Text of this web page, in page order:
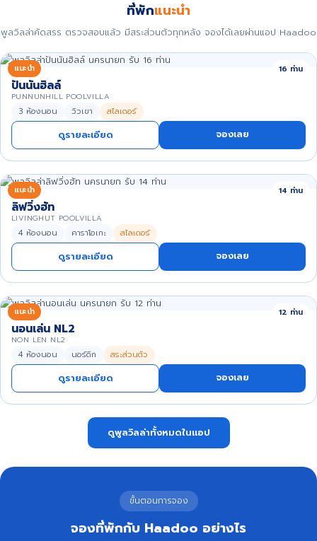
ที่พักแนะนำ
พูลวิลล่าคัดสรร ตรวจสอบแล้ว มีสระส่วนตัวทุกหลัง จองได้เลยผ่านแอป Haadoo
แนะนำ 16 ท่าน
ปันนันฮิลล์
PUNNUNHILL POOLVILLA
3 ห้องนอน วิวเขา สไลเดอร์
ดูรายละเอียด จองเลย
แนะนำ 14 ท่าน
ลิฟวิ่งฮัท
LIVINGHUT POOLVILLA
4 ห้องนอน คาราโอเกะ สไลเดอร์
ดูรายละเอียด จองเลย
แนะนำ 12 ท่าน
นอนเล่น NL2
NON LEN NL2
4 ห้องนอน นอร์ดิก สระส่วนตัว
ดูรายละเอียด จองเลย
ดูพูลวิลล่าทั้งหมดในแอป
ขั้นตอนการจอง
จองที่พักกับ Haadoo อย่างไร